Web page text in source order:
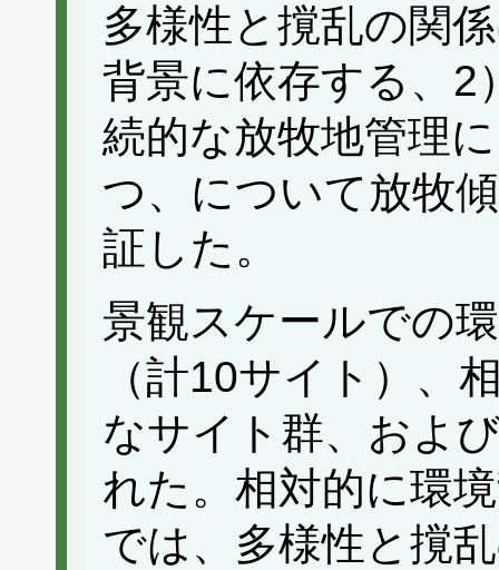
多様性と撹乱の関
背景に依存する、2
続的な放牧地管理
つ、について放牧
証した。
景観スケールでの
（計10サイト）、
なサイト群、およ
れた。相対的に環
では、多様性と撹